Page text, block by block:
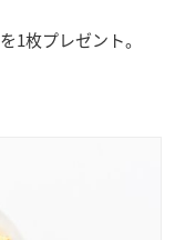
を1枚プレゼント。